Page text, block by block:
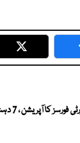
Twitter
ہنگو